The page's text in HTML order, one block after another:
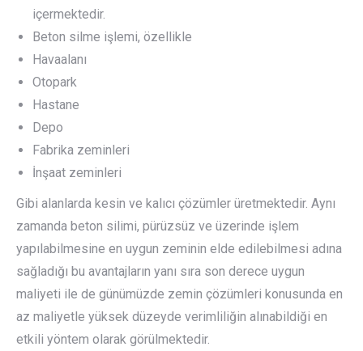
içermektedir.
Beton silme işlemi, özellikle
Havaalanı
Otopark
Hastane
Depo
Fabrika zeminleri
İnşaat zeminleri
Gibi alanlarda kesin ve kalıcı çözümler üretmektedir. Aynı
zamanda beton silimi, pürüzsüz ve üzerinde işlem
yapılabilmesine en uygun zeminin elde edilebilmesi adına
sağladığı bu avantajların yanı sıra son derece uygun
maliyeti ile de günümüzde zemin çözümleri konusunda en
az maliyetle yüksek düzeyde verimliliğin alınabildiği en
etkili yöntem olarak görülmektedir.